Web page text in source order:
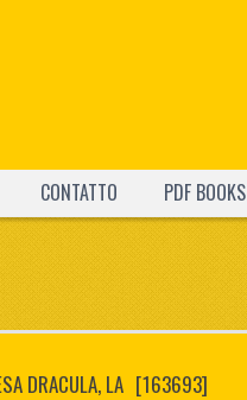
CONTATTO PDF BOOKS
DRACULA, LA [163693]